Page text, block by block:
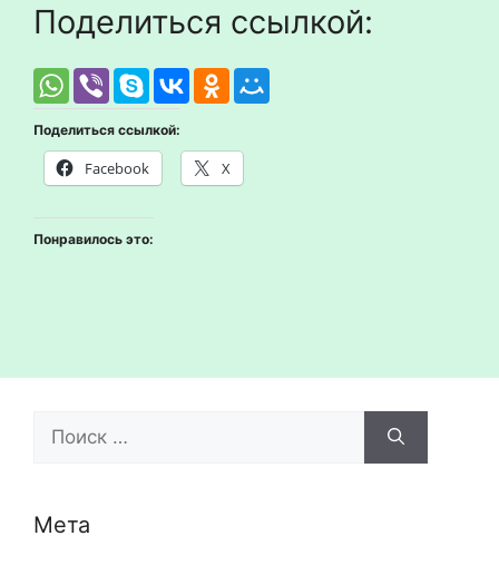
Поделиться ссылкой:
Поделиться ссылкой:
Facebook X
Понравилось это:
Мета